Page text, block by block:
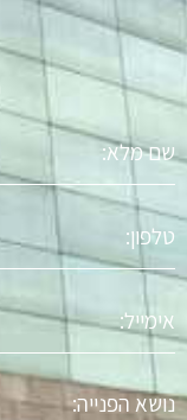
מלא
טלפון
אימייל
נושא
הפניה